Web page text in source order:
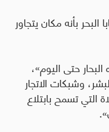
بأنه مكان يتجاور
حتى اليوم»،
وشبكات الاتجار
التي تسمح بابتلاع